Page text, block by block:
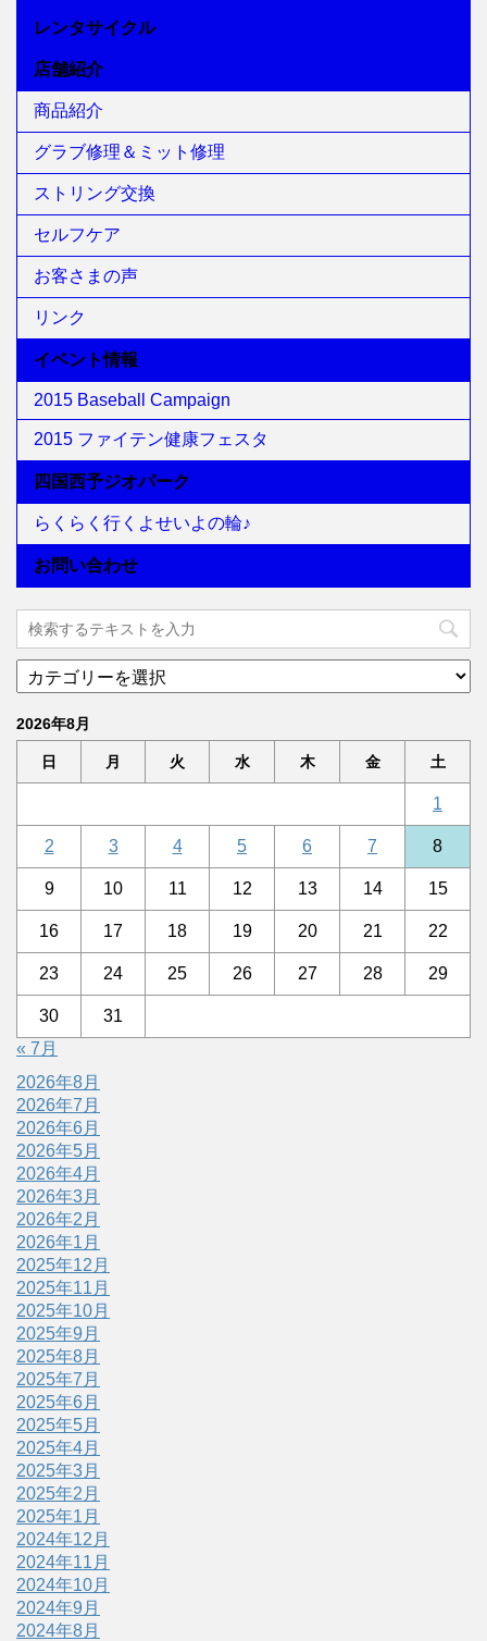
レンタサイクル
店舗紹介
商品紹介
グラブ修理＆ミット修理
ストリング交換
セルフケア
お客さまの声
リンク
イベント情報
2015 Baseball Campaign
2015 ファイテン健康フェスタ
四国西予ジオパーク
らくらく行くよせいよの輪♪
お問い合わせ
2026年8月
日 月 火 水 木 金 土
1
2 3 4 5 6 7 8
9 10 11 12 13 14 15
16 17 18 19 20 21 22
23 24 25 26 27 28 29
30
31
« 7月
2026年8月
2026年7月
2026年6月
2026年5月
2026年4月
2026年3月
2026年2月
2026年1月
2025年12月
2025年11月
2025年10月
2025年9月
2025年8月
2025年7月
2025年6月
2025年5月
2025年4月
2025年3月
2025年2月
2025年1月
2024年12月
2024年11月
2024年10月
2024年9月
2024年8月